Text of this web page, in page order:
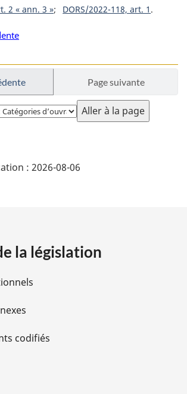
2 « ann. 3 » DORS/2022-118, art. 1
Page suivante
: 2026-08-06
la législation
codifiés